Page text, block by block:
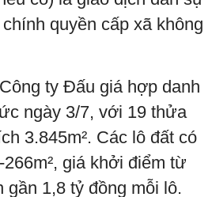
quyền cấp xã không
ty Đấu giá hợp danh
ngày 3/7, với 19 thửa
3.845m². Các lô đất có
giá khởi điểm từ
gần 1,8 tỷ đồng mỗi lô.